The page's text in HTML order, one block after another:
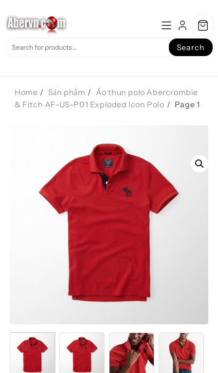
to
content
Search
Home Sản phẩm
Áo thun polo Abercrombie
& Fitch AF-US-P01 Exploded Icon Polo
Page 1